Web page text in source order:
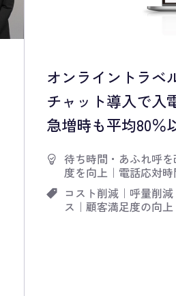
オンライントラベ
チャット導入で入
急増時も平均80％
待ち時間・あふれ呼を
度を向上｜ 電話応対
コスト削減｜ 呼量削減
ス ｜ 顧客満足度の向上